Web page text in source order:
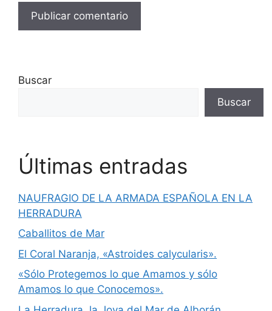
Buscar
Buscar
Últimas entradas
NAUFRAGIO DE LA ARMADA ESPAÑOLA EN LA
HERRADURA
Caballitos de Mar
El Coral Naranja, «Astroides calycularis».
«Sólo Protegemos lo que Amamos y sólo
Amamos lo que Conocemos».